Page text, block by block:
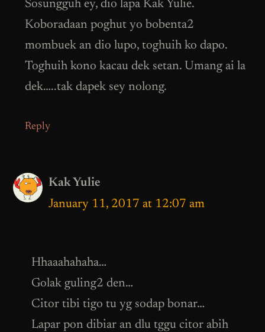
Sosungguh ey, dio lapa Kak Yulie.
Koboradaan poghut yo bobenta2
mombuek an dio lupo, toghuih ko dapo.
Toghuih kono kacau dek setan. Umang ai la
dek…..tak dapek sey nolong.
Reply
Kak Yulie
January 11, 2017 at 12:07 am
Hhaaahahaha…
Golak guling2 den…
Citor tibi tigo tu yg sodap bonar…
Lapar pon dibiar an dlu tggu citor abih